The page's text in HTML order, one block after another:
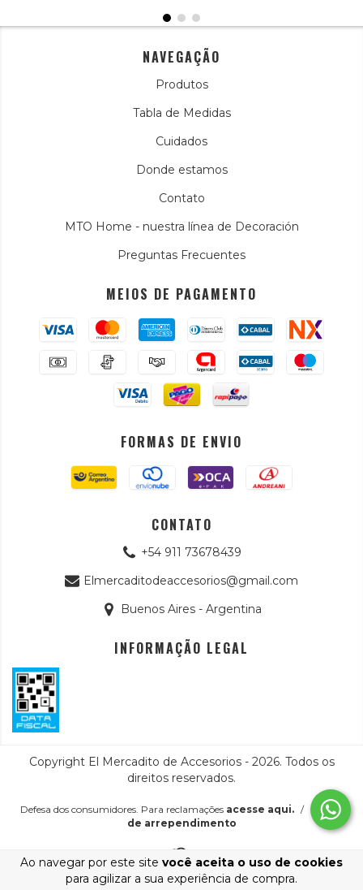
Ao navegar por este site você aceita o uso de cookies
para agilizar a sua experiência de compra.
NAVEGAÇÃO
Produtos
Tabla de Medidas
Cuidados
Donde estamos
Contato
MTO Home - nuestra línea de Decoración
Preguntas Frecuentes
MEIOS DE PAGAMENTO
FORMAS DE ENVIO
CONTATO
+54 911 73678439
Elmercaditodeaccesorios@gmail.com
Buenos Aires - Argentina
INFORMAÇÃO LEGAL
Copyright El Mercadito de Accesorios - 2026. Todos os
direitos reservados.
Defesa dos consumidores. Para reclamações acesse aqui. / Botão
de arrependimento